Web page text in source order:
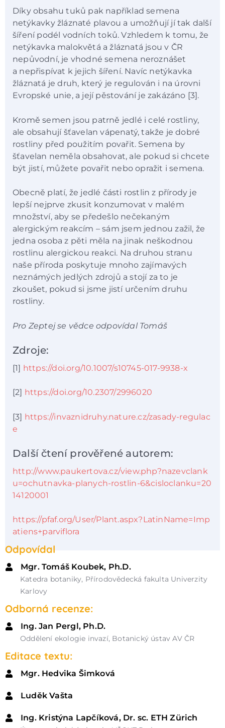
Díky obsahu tuků pak například semena
netýkavky žláznaté plavou a umožňují jí tak další
šíření podél vodních toků. Vzhledem k tomu, že
netýkavka malokvětá a žláznatá jsou v ČR
nepůvodní, je vhodné semena neroznášet
a nepřispívat k jejich šíření. Navíc netýkavka
žláznatá je druh, který je regulován i na úrovni
Evropské unie, a její pěstování je zakázáno [3].
Kromě semen jsou patrně jedlé i celé rostliny,
ale obsahují šťavelan vápenatý, takže je dobré
rostliny před použitím povařit. Semena by
šťavelan neměla obsahovat, ale pokud si chcete
být jistí, můžete povařit nebo opražit i semena.
Obecně platí, že jedlé části rostlin z přírody je
lepší nejprve zkusit konzumovat v malém
množství, aby se předešlo nečekaným
alergickým reakcím – sám jsem jednou zažil, že
jedna osoba z pěti měla na jinak neškodnou
rostlinu alergickou reakci. Na druhou stranu
naše příroda poskytuje mnoho zajímavých
neznámých jedlých zdrojů a stojí za to je
zkoušet, pokud si jsme jistí určením druhu
rostliny.
Pro Zeptej se vědce odpovídal Tomáš
Zdroje:
[1] https://doi.org/10.1007/s10745-017-9938-x
[2] https://doi.org/10.2307/2996020
[3] https://invaznidruhy.nature.cz/zasady-regulac
e
Další čtení prověřené autorem:
http://www.paukertova.cz/view.php?nazevclank
u=ochutnavka-planych-rostlin-6&cisloclanku=20
14120001
https://pfaf.org/User/Plant.aspx?LatinName=Imp
atiens+parviflora
Odpovídal
Mgr. Tomáš Koubek, Ph.D.
Katedra botaniky, Přírodovědecká fakulta Univerzity
Karlovy
Odborná recenze:
Ing. Jan Pergl, Ph.D.
Oddělení ekologie invazí, Botanický ústav AV ČR
Editace textu:
Mgr. Hedvika Šimková
Luděk Vašta
Ing. Kristýna Lapčíková, Dr. sc. ETH Zürich